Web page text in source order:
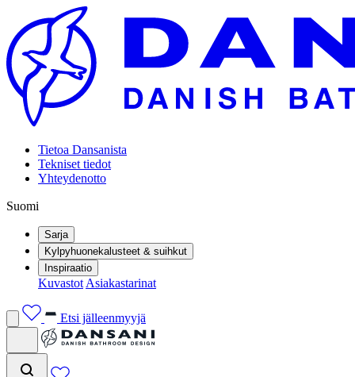
Tietoa Dansanista
Tekniset tiedot
Yhteydenotto
Suomi
Sarja
Kylpyhuonekalusteet & suihkut
Inspiraatio
Kuvastot Asiakastarinat
Etsi jälleenmyyjä